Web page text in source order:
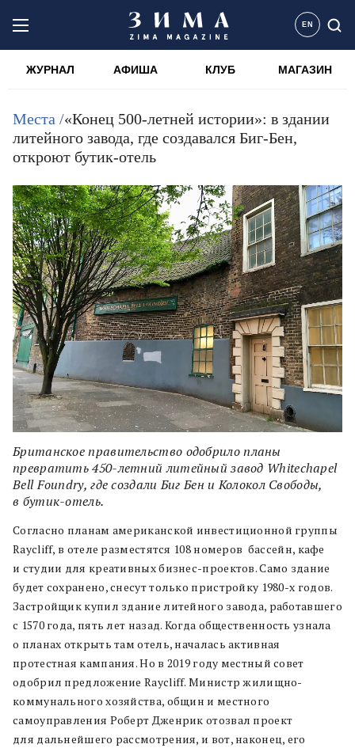
EN
ЖУРНАЛ АФИША КЛУБ МАГАЗИН
Места /«Конец 500-летней истории»: в здании
литейного завода, где создавался Биг-Бен,
откроют бутик-отель
Британское правительство одобрило планы
превратить 450-летний литейный завод Whitechapel
Bell Foundry, где создали Биг Бен и Колокол Свободы,
в бутик-отель.
Согласно планам американской инвестиционной группы
Raycliff, в отеле разместятся 108 номеров бассейн, кафе
и студии для креативных бизнес-проектов. Само здание
будет сохранено, снесут только пристройку 1980-х годов.
Застройщик купил здание литейного завода, работавшего
с 1570 года, пять лет назад. Когда общественность узнала
о планах открыть там отель, началась активная
протестная кампания. Но в 2019 году местный совет
одобрил предложение Raycliff. Министр жилищно-
коммунального хозяйства, общин и местного
самоуправления Роберт Дженрик отозвал проект
для дальнейшего рассмотрения, и вот, наконец, его